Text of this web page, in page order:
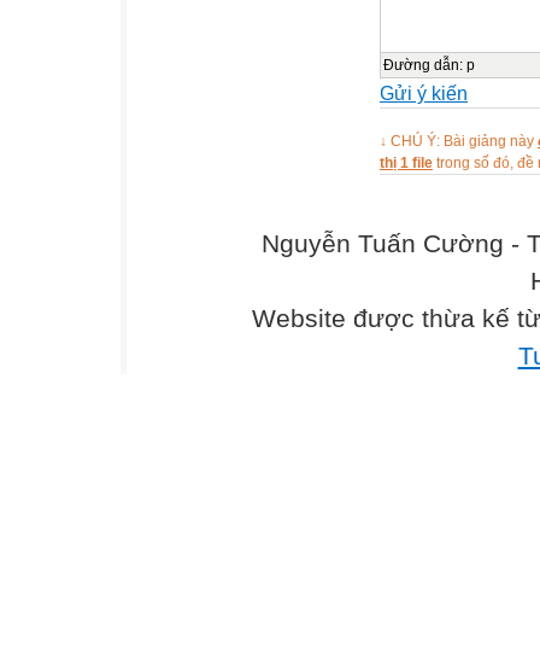
Đường dẫn: p
Gửi ý kiến
↓ CHÚ Ý: Bài giảng này
thị 1 file trong số đó, đề
Nguyễn Tuấn Cường -
Website được thừa kế